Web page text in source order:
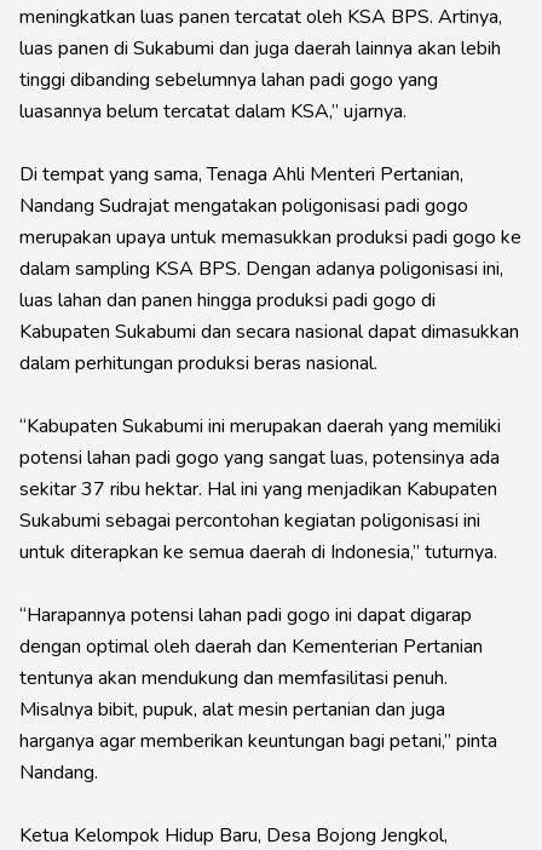
meningkatkan luas panen tercatat oleh KSA BPS. Artinya,
luas panen di Sukabumi dan juga daerah lainnya akan lebih
tinggi dibanding sebelumnya lahan padi gogo yang
luasannya belum tercatat dalam KSA,” ujarnya.
Di tempat yang sama, Tenaga Ahli Menteri Pertanian,
Nandang Sudrajat mengatakan poligonisasi padi gogo
merupakan upaya untuk memasukkan produksi padi gogo ke
dalam sampling KSA BPS. Dengan adanya poligonisasi ini,
luas lahan dan panen hingga produksi padi gogo di
Kabupaten Sukabumi dan secara nasional dapat dimasukkan
dalam perhitungan produksi beras nasional.
“Kabupaten Sukabumi ini merupakan daerah yang memiliki
potensi lahan padi gogo yang sangat luas, potensinya ada
sekitar 37 ribu hektar. Hal ini yang menjadikan Kabupaten
Sukabumi sebagai percontohan kegiatan poligonisasi ini
untuk diterapkan ke semua daerah di Indonesia,” tuturnya.
“Harapannya potensi lahan padi gogo ini dapat digarap
dengan optimal oleh daerah dan Kementerian Pertanian
tentunya akan mendukung dan memfasilitasi penuh.
Misalnya bibit, pupuk, alat mesin pertanian dan juga
harganya agar memberikan keuntungan bagi petani,” pinta
Nandang.
Ketua Kelompok Hidup Baru, Desa Bojong Jengkol,